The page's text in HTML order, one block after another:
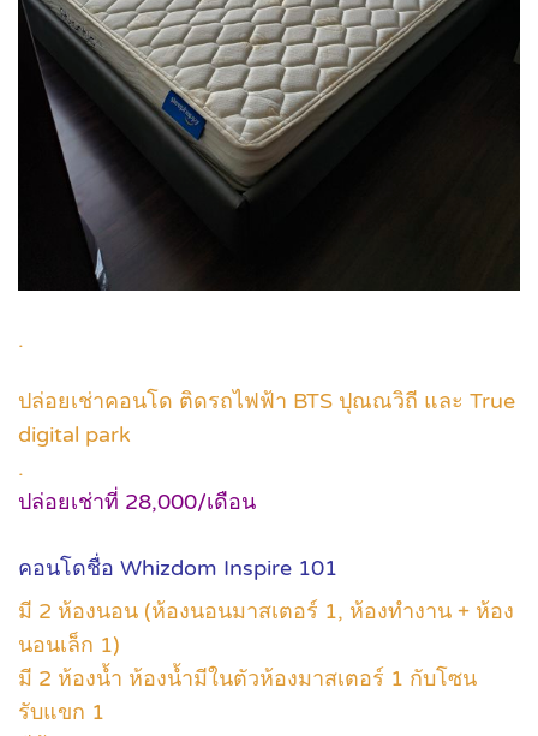
.
ปล่อยเช่าคอนโด ติดรถไฟฟ้า BTS ปุณณวิถี และ True
digital park
.
ปล่อยเช่าที่ 28,000/เดือน
คอนโดชื่อ Whizdom Inspire 101
มี 2 ห้องนอน (ห้องนอนมาสเตอร์ 1, ห้องทำงาน + ห้อง
นอนเล็ก 1)
มี 2 ห้องน้ำ ห้องน้ำมีในตัวห้องมาสเตอร์ 1 กับโซน
รับแขก 1